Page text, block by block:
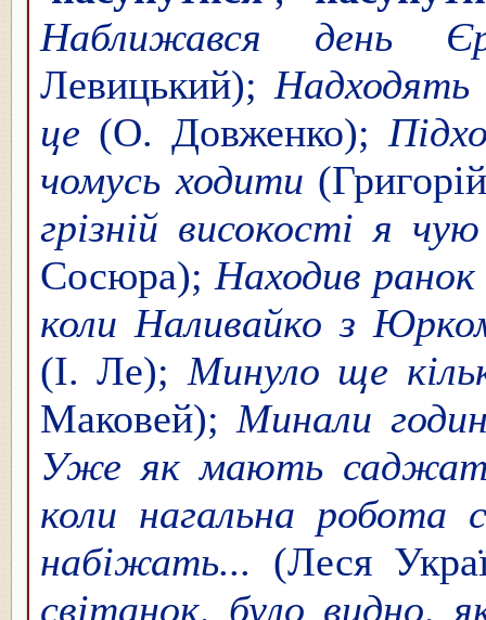
Наближався день
Левицький);Надходять
це (О. Довженко);
чомусь ходити
грізній високості я
Сосюра); Находив ранок
коли Наливайко з
(І. Ле); Минуло ще
Маковей);Минали
Уже як мають
коли нагальна робота
набіжать... (Леся
світанок, було видно,